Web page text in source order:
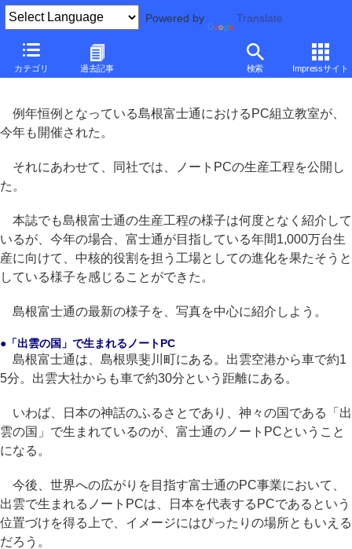
Powered by Translate
カテゴリ 過去記事 検索 Impressサイト
大河原克行の「パソコン業界、東奔西走」
「出雲の国」で生産される富士通のノートPC
例年恒例となっている島根富士通におけるPC組立教室が、
今年も開催された。
それにあわせて、同社では、ノートPCの生産工程を公開し
た。
本誌でも島根富士通の生産工程の様子は何度となく紹介して
いるが、今年の場合、富士通が目指している年間1,000万台生
産に向けて、中核的役割を担う工場としての進化を果たそうと
している様子を感じることができた。
島根富士通の最新の様子を、写真を中心に紹介しよう。
●「出雲の国」で生まれるノートPC
島根富士通は、島根県斐川町にある。出雲空港から車で約1
5分。出雲大社からも車で約30分という距離にある。
いわば、日本の神話のふるさとであり、神々の国である「出
雲の国」で生まれているのが、富士通のノートPCということ
になる。
今後、世界への広がりを目指す富士通のPC事業において、
出雲で生まれるノートPCは、日本を代表するPCであるという
位置づけを得る上で、イメージにはぴったりの場所ともいえる
だろう。